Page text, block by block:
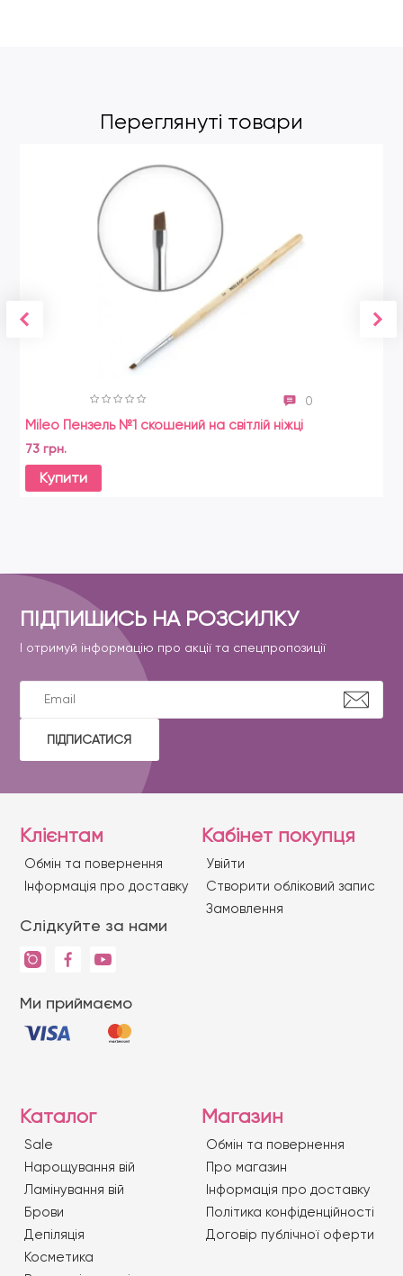
Переглянуті товари
0
Mileo Пензель №1 скошений на світлій ніжці
73 грн.
Купити
ПІДПИШИСЬ НА РОЗСИЛКУ
І отримуй інформацію про акції та спецпропозиції
ПІДПИСАТИСЯ
Клієнтам
Обмін та повернення
Iнформація про доставку
Слідкуйте за нами
Ми приймаємо
Кабінет покупця
Увійти
Створити обліковий запис
Замовлення
Каталог
Sale
Нарощування вій
Ламінування вій
Брови
Депіляція
Косметика
Магазин
Обмін та повернення
Про магазин
Iнформація про доставку
Політика конфіденційності
Договір публічної оферти